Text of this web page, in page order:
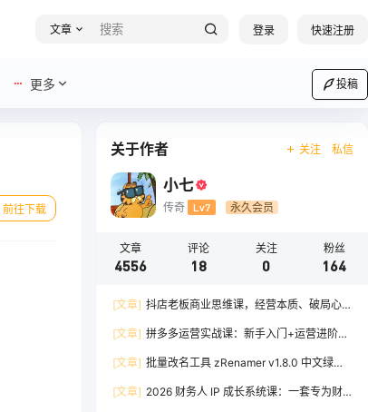
文章 登录 快速注册
更多 投稿
前往下载
关于作者 关注 私信
小七
传奇 Lv7 永久会员
文章
4556
评论
18
关注
0
粉丝
164
[文章] 抖店老板商业思维课，经营本质、破局心
增
[文章] 拼多多运营实战课：新手入门+运营进阶、
出百单
[文章] 批量改名工具 zRenamer v1.8.0 中文绿色
[文章] 2026 财务人 IP 成长系统课：一套专为财